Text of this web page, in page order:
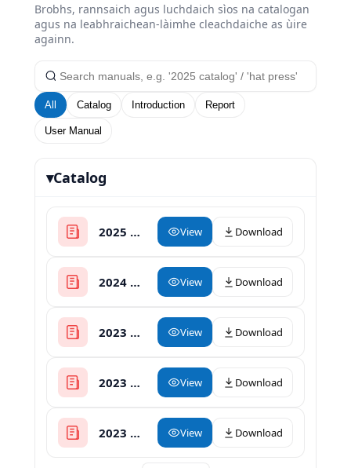
Brobhs, rannsaich agus luchdaich sìos na catalogan
agus na leabhraichean-làimhe cleachdaiche as ùire
againn.
All Catalog Introduction Report
User Manual
▾Catalog
2025 XinHong Heat Press Catalogue View Download
2024 Heat Press Catalogue View Download
2023 Heat Press Catalog View Download
2023 Herbal Oil Infuser with Decarboxylator View Download
2023 Rosin Press Catalog View Download